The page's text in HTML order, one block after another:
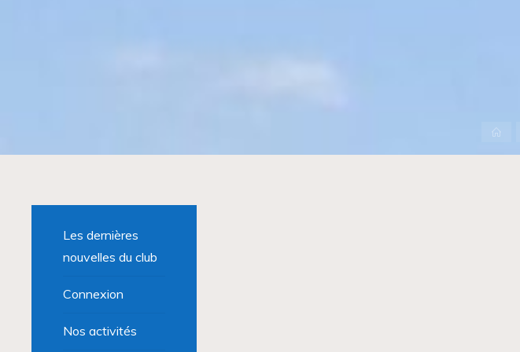
Les dernières
nouvelles du club
Connexion
Nos activités